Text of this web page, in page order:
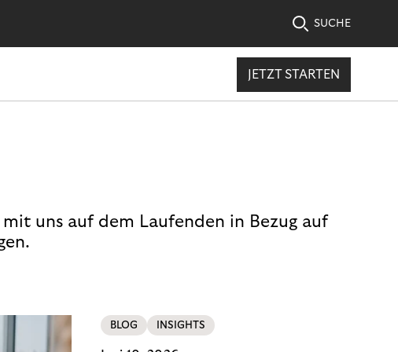
SUCHE
JETZT STARTEN
uns auf dem Laufenden in Bezug auf
BLOG INSIGHTS